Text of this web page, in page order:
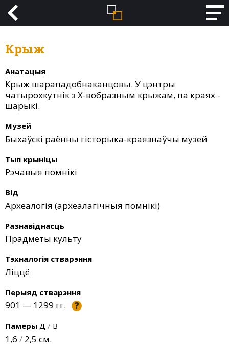
Крыж
Анатацыя
Крыж шарападобнаканцовы. У цэнтры
чатырохкутнік з Х-вобразным крыжам, па краях -
шарыкі.
Музей
Быхаўскі раённы гісторыка-краязнаўчы музей
Тып крыніцы
Рэчавыя помнікі
Від
Археалогія (археалагічныя помнікі)
Разнавіднасць
Прадметы культу
Тэхналогія стварэння
Ліццё
Перыяд стварэння
901 — 1299 гг. ?
Памеры Д / В
1,6 / 2,5 см.